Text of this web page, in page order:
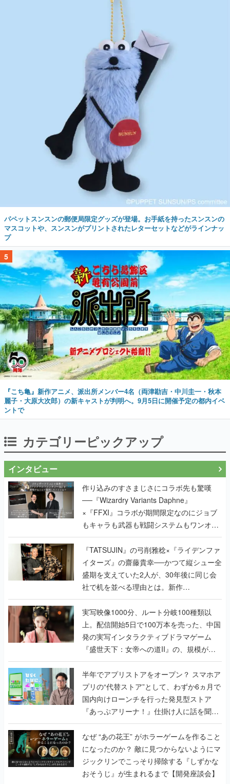
パペットスンスンの郵便局限定グッズが登場。お手紙を持ったスンスンの
マスコットや、スンスンがプリントされたレターセットなどがラインナッ
プ
5
『こち亀』新作アニメ、派出所メンバー4名（両津勘吉・中川圭一・秋本
麗子・大原大次郎）の新キャストが判明へ。9月5日に開催予定の都内イベ
ントで
カテゴリーピックアップ
インタビュー
作り込みのすさまじさにコラボ先も驚嘆
──『Wizardry Variants Daphne』
×『FFXI』コラボが期間限定なのにジョブ
もキャラも武器も戦闘システムもワンオフ
で作り込まれた理由を両ディレクターに聞
く
『TATSUJIN』の弓削雅稔×『ライデンファ
イターズ』の齋藤貴幸──かつて縦シュー全
盛期を支えていた2人が、30年後に同じ会
社で机を並べる理由とは。新作
『TATSUJIN EXTREME』で初タッグを組
んだレジェンド2人に訊く開発秘話
実写映像1000分、ルート分岐100種類以
上。配信開始5日で100万本を売った、中国
発の実写インタラクティブドラマゲーム
『盛世天下：女帝への道II』の、規模が違
うこだわりをプロデューサーに聞いた
半年でアプリストアをオープン？ スマホア
プリの“代替ストア”として、わずか6ヵ月で
国内向けローンチを行った発見型ストア
『あっぷアリーナ！』仕掛け人に話を聞い
てみた
なぜ “あの花王” がホラーゲームを作ること
になったのか？ 敵に見つからないようにマ
ジックリンでこっそり掃除する『しずかな
おそうじ』が生まれるまで【開発座談会】